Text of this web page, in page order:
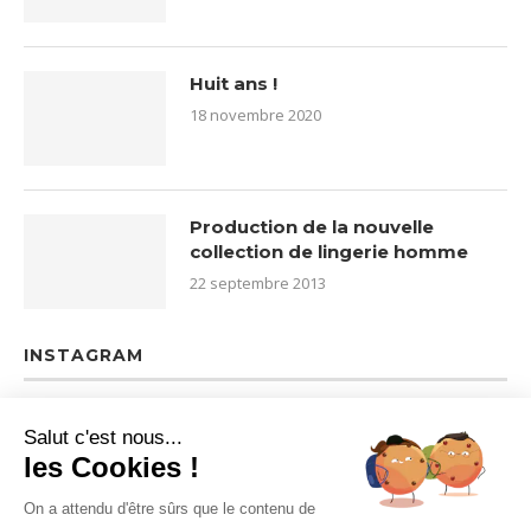
Huit ans !
18 novembre 2020
Production de la nouvelle
collection de lingerie homme
22 septembre 2013
INSTAGRAM
Salut c'est nous...
les Cookies !
On a attendu d'être sûrs que le contenu de